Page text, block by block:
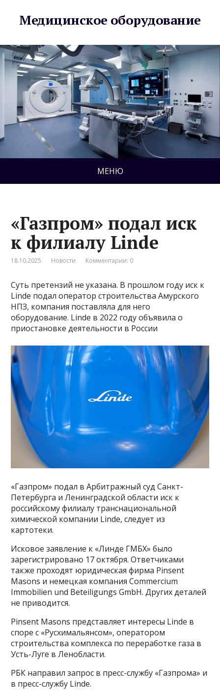
Медицинское оборудование
МЕНЮ
«Газпром» подал иск
к филиалу Linde
18.10.2025 Новости Комментарии: 0
Суть претензий не указана. В прошлом году иск к
Linde подал оператор строительства Амурского
НПЗ, компания поставляла для него
оборудование. Linde в 2022 году объявила о
приостановке деятельности в России
«Газпром» подал в Арбитражный суд Санкт-
Петербурга и Ленинградской области иск к
российскому филиалу транснациональной
химической компании Linde, следует из
картотеки.
Исковое заявление к «Линде ГМБХ» было
зарегистрировано 17 октября. Ответчиками
также проходят юридическая фирма Pinsent
Masons и немецкая компания Commercium
Immobilien und Beteiligungs GmbH. Других деталей
не приводится.
Pinsent Masons представляет интересы Linde в
споре с «Русхимальянсом», оператором
строительства комплекса по переработке газа в
Усть-Луге в Ленобласти.
РБК направил запрос в пресс-службу «Газпрома» и
в пресс-службу Linde.